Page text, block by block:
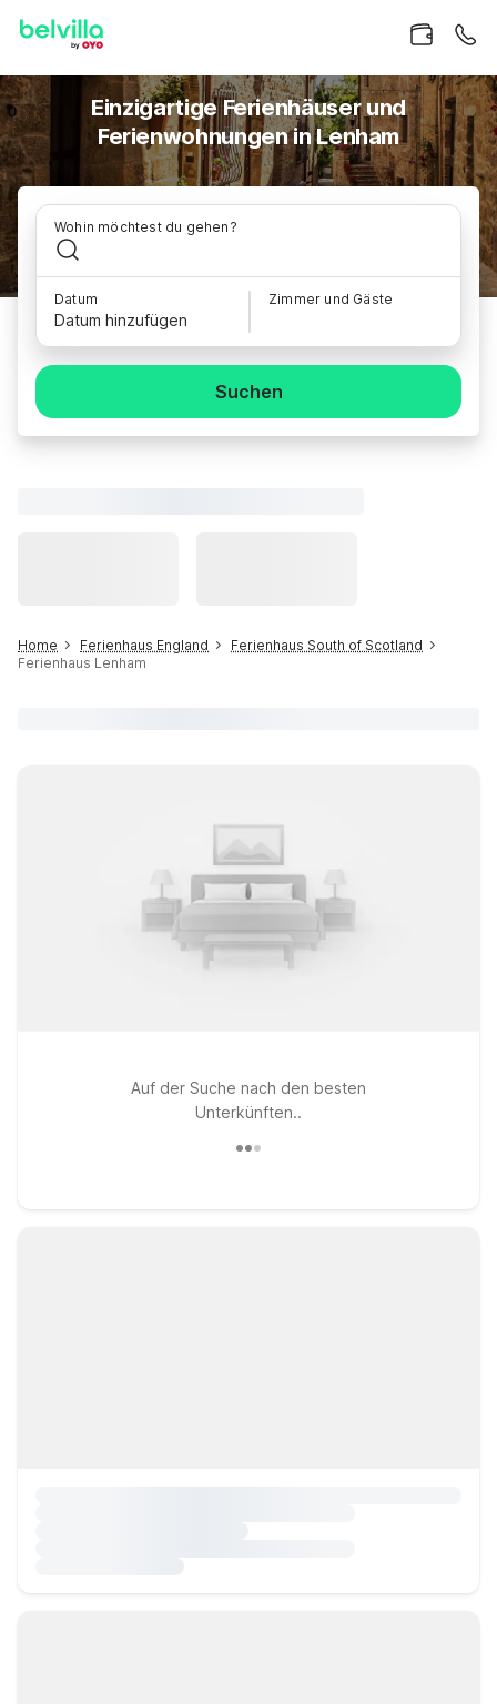
Einzigartige Ferienhäuser und
Ferienwohnungen in Lenham
Wohin möchtest du gehen?
Datum
Datum hinzufügen
Zimmer und Gäste
Suchen
Home Ferienhaus England
Ferienhaus South of Scotland
Ferienhaus Lenham
Auf der Suche nach den besten
Unterkünften..